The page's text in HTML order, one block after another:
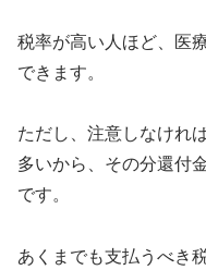
税率が高い人ほど、医
できます。
ただし、注意しなけれ
多いから、その分還付
です。
あくまでも支払うべき